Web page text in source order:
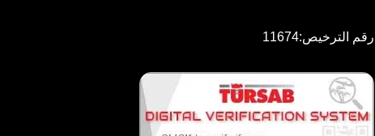
رقم الترخيص:11674